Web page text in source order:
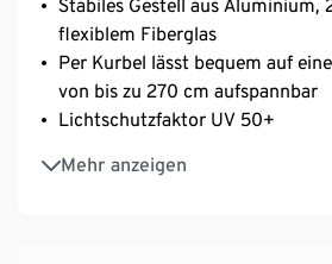
Stabiles Gestell aus Aluminium,
flexiblem Fiberglas
Per Kurbel lässt bequem auf
von bis zu 270 cm aufspannbar
Lichtschutzfaktor UV 50+
Mehr anzeigen
Aluminium-Standrohr, ca. 38 mm
Polyesterbezug